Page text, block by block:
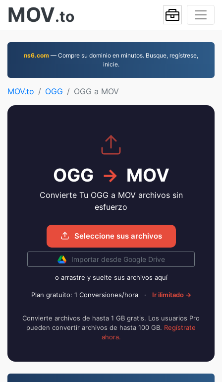
MOV.to
ns6.com — Compre su dominio en minutos. Busque, regístrese,
inicie.
MOV.to OGG OGG a MOV
OGG → MOV
Convierte Tu OGG a MOV archivos sin
esfuerzo
Seleccione sus archivos
Importar desde Google Drive
o arrastre y suelte sus archivos aquí
Plan gratuito: 1 Conversiones/hora · Ir ilimitado →
Convierte archivos de hasta 1 GB gratis. Los usuarios Pro
pueden convertir archivos de hasta 100 GB. Regístrate
ahora.